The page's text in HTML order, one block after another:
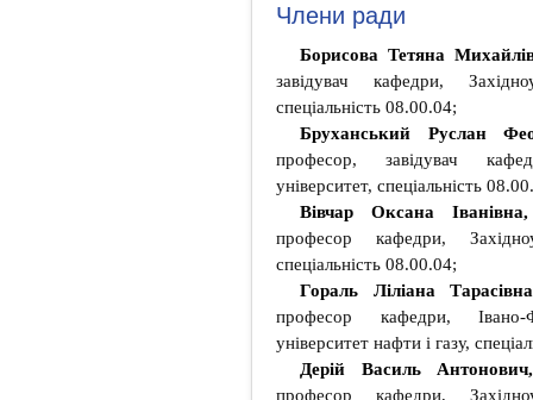
Члени ради
Борисова Тетяна
завідувач кафедри,
спеціальність 08.00.04;
Бруханський Руслан
професор, завідувач
університет, спеціальність
Вівчар Оксана
професор кафедри,
спеціальність 08.00.04;
Гораль Ліліана
професор кафедри, Івано-
університет нафти і газу,
Дерій Василь
професор кафедри,